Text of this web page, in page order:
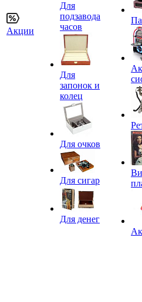
Акции
Для
подзавода
часов
Для
запонок и
колец
Для очков
Для сигар
Для денег